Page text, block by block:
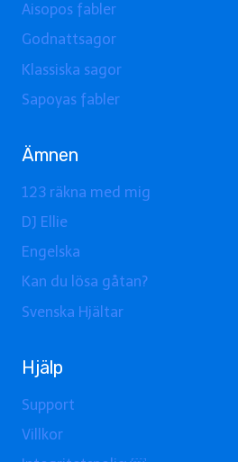
Aisopos fabler
Godnattsagor
Klassiska sagor
Sapoyas fabler
Ämnen
123 räkna med mig
DJ Ellie
Engelska
Kan du lösa gåtan?
Svenska Hjältar
Hjälp
Support
Villkor